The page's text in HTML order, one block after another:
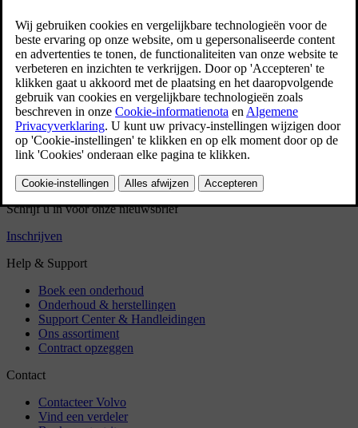
In- en uitklapbare trekhaak
Rijden met aanhangwagen
Aanhangwagenstabilisering
Lampen van aanhangwagen controleren